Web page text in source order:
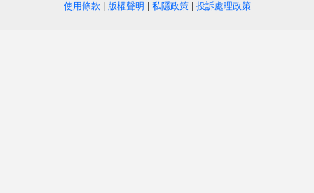
使用條款
版權聲明 私隱政策| 投訴處理政策